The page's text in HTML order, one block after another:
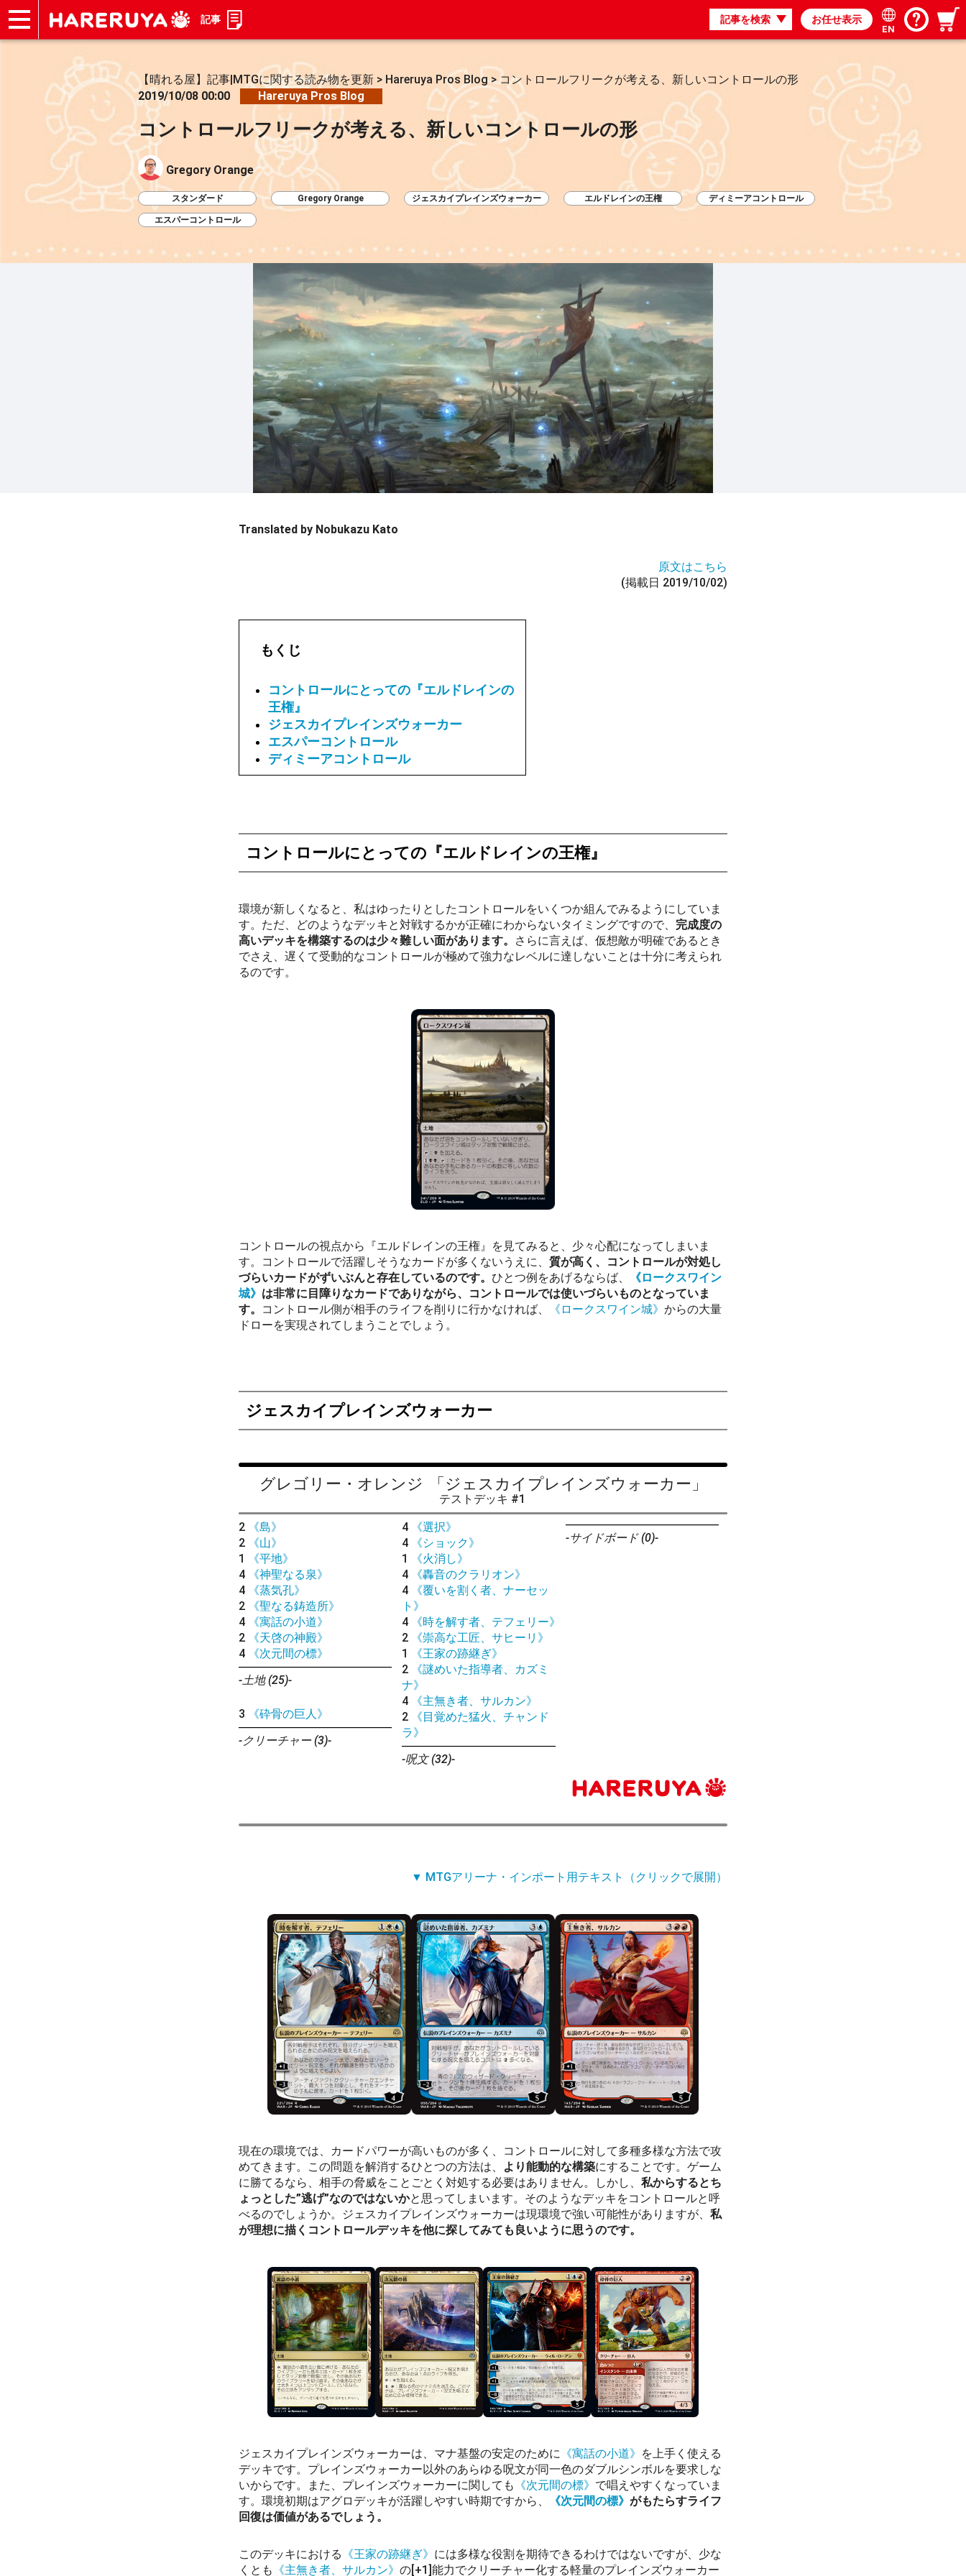
記事 記事を検索 お任せ表示
EN
【晴れる屋】記事|MTGに関する読み物を更新 > Hareruya Pros Blog>コントロールフリークが考える、新しいコントロールの形
2019/10/08 00:00
Hareruya Pros Blog
コントロールフリークが考える、新しいコントロールの形
Gregory Orange
スタンダード Gregory Orange ジェスカイプレインズウォーカー エルドレインの王権 ディミーアコントロール
エスパーコントロール
Translated by Nobukazu Kato
原文はこちら
(掲載日 2019/10/02)
もくじ
コントロールにとっての『エルドレインの
王権』
ジェスカイプレインズウォーカー
エスパーコントロール
ディミーアコントロール
コントロールにとっての『エルドレインの王権』
環境が新しくなると、私はゆったりとしたコントロールをいくつか組んでみるようにしていま
す。ただ、どのようなデッキと対戦するかが正確にわからないタイミングですので、 完成度の
高いデッキを構築するのは少々難しい面があります。
さらに言えば、仮想敵が明確であるとき
でさえ、遅くて受動的なコントロールが極めて強力なレベルに達しないことは十分に考えられ
るのです。
コントロールの視点から『エルドレインの王権』を見てみると、少々心配になってしまいま
す。コントロールで活躍しそうなカードが多くないうえに、 質が高く、コントロールが対処し
づらいカードがずいぶんと存在しているのです。 ひとつ例をあげるならば、
《ロークスワイン
城》 は非常に目障りなカードでありながら、コントロールでは使いづらいものとなっていま
す。
コントロール側が相手のライフを削りに行かなければ、 《ロークスワイン城》 からの大量
ドローを実現されてしまうことでしょう。
ジェスカイプレインズウォーカー
グレゴリー・オレンジ 「ジェスカイプレインズウォーカー」
テストデッキ #1
2
《島》
2
《山》
1
《平地》
4
《神聖なる泉》
4
《蒸気孔》
2
《聖なる鋳造所》
4
《寓話の小道》
2
《天啓の神殿》
4
《次元間の標》
-土地 (25)-
3
《砕骨の巨人》
-クリーチャー (3)-
4
《選択》
4
《ショック》
1
《火消し》
4
《轟音のクラリオン》
4
《覆いを割く者、ナーセッ
ト》
4
《時を解す者、テフェリー》
2
《崇高な工匠、サヒーリ》
1
《王家の跡継ぎ》
2
《謎めいた指導者、カズミ
ナ》
4
《主無き者、サルカン》
2
《目覚めた猛火、チャンド
ラ》
-呪文 (32)-
-サイドボード (0)-
▼ MTGアリーナ・インポート用テキスト（クリックで展開）
現在の環境では、カードパワーが高いものが多く、コントロールに対して多種多様な方法で攻
めてきます。この問題を解消するひとつの方法は、
より能動的な構築にすることです。ゲーム
に勝てるなら、相手の脅威をことごとく対処する必要はありません。しかし、 私からするとち
ょっとした”逃げ”なのではないかと思ってしまいます。そのようなデッキをコントロールと呼
べるのでしょうか。ジェスカイプレインズウォーカーは現環境で強い可能性がありますが、 私
が理想に描くコントロールデッキを他に探してみても良いように思うのです。
ジェスカイプレインズウォーカーは、マナ基盤の安定のために 《寓話の小道》 を上手く使える
デッキです。プレインズウォーカー以外のあらゆる呪文が同一色のダブルシンボルを要求しな
いからです。また、プレインズウォーカーに関しても 《次元間の標》 で唱えやすくなっていま
す。環境初期はアグロデッキが活躍しやすい時期ですから、
《次元間の標》 がもたらすライフ
回復は価値があるでしょう。
このデッキにおける 《王家の跡継ぎ》 には多様な役割を期待できるわけではないですが、少な
くとも 《主無き者、サルカン》 の[+1]能力でクリーチャー化する軽量のプレインズウォーカー